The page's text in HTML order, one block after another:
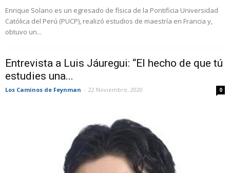
Enrique Solano es un egresado de física de la Pontificia Universidad
Católica del Perú (PUCP), realizó estudios de maestría en Francia y,
obtuvo un...
Entrevista a Luis Jáuregui: “El hecho de que tú
estudies una...
Los Caminos de Feynman - 22 Noviembre, 2020 0